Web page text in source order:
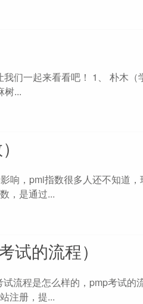
们一起来看看吧！ 1、 朴木（
树...
响，pmi指数很多人还不知道
，是通过...
试的流程）
流程是怎么样的，pmp考试的
注册，提...